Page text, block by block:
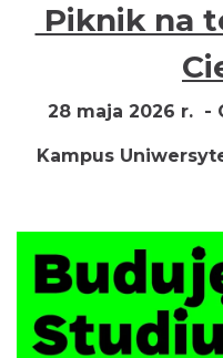
Piknik na
28 maja 2026 r. -
Kampus